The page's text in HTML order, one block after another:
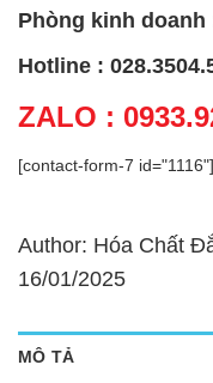
Phòng kinh doanh
Hotline :
ZALO :
[contact-form-7 id="1116"]
Author: Hóa Chất
16/01/2025
MÔ TẢ